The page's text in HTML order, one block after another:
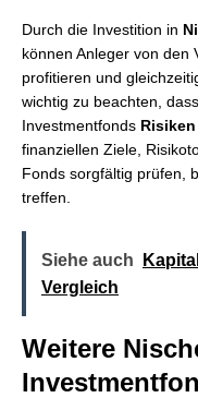
Durch die Investition in
können Anleger von den
profitieren und
wichtig zu beachten,
Investmentfonds Risiken
finanziellen Ziele,
Fonds sorgfältig prüfen,
treffen.
Siehe auch
Vergleich
Weitere